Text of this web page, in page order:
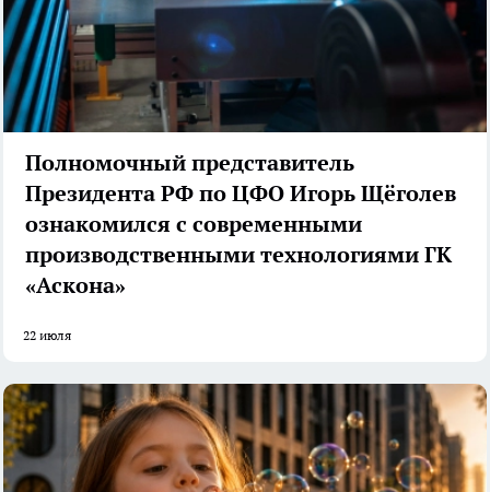
Полномочный представитель
Президента РФ по ЦФО Игорь Щёголев
ознакомился с современными
производственными технологиями ГК
«Аскона»
22 июля